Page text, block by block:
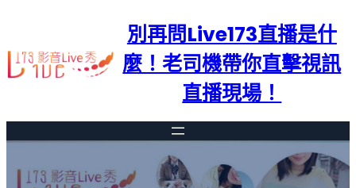
主
要
別再問Live173直播是什
麼！老司機帶你直擊視訊
直播現場！